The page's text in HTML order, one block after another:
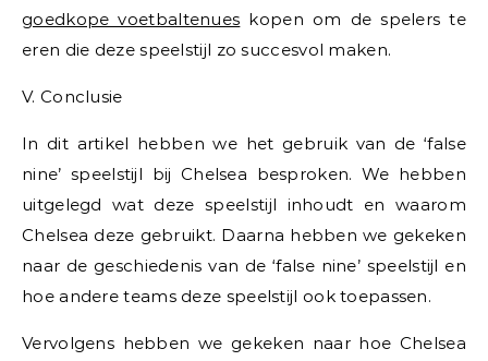
goedkope voetbaltenues kopen om de spelers te
eren die deze speelstijl zo succesvol maken.
V. Conclusie
In dit artikel hebben we het gebruik van de ‘false
nine’ speelstijl bij Chelsea besproken. We hebben
uitgelegd wat deze speelstijl inhoudt en waarom
Chelsea deze gebruikt. Daarna hebben we gekeken
naar de geschiedenis van de ‘false nine’ speelstijl en
hoe andere teams deze speelstijl ook toepassen.
Vervolgens hebben we gekeken naar hoe Chelsea